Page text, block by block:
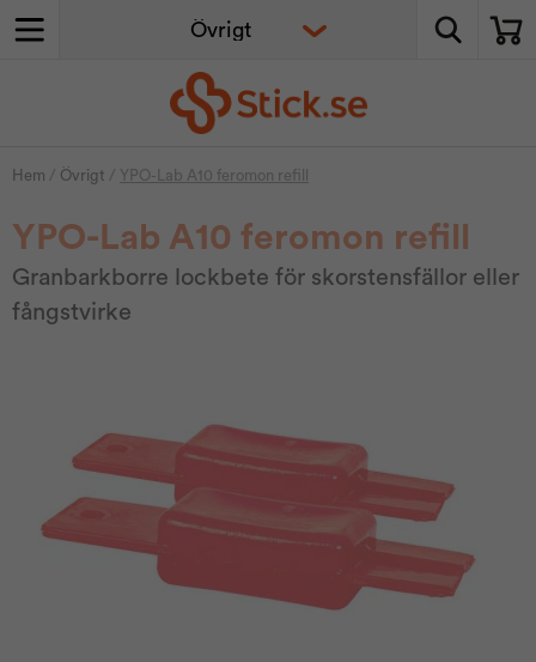
Hem / Övrigt / YPO-Lab A10 feromon refill
YPO-Lab A10 feromon refill
Granbarkborre lockbete för skorstensfällor eller
fångstvirke